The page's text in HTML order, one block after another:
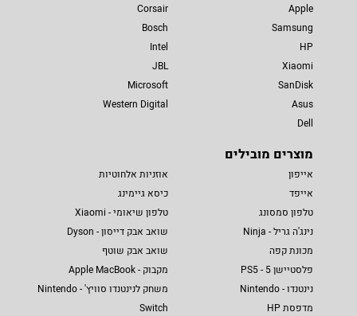
Apple
Samsung
HP
Xiaomi
SanDisk
Asus
Dell
Corsair
Bosch
Intel
JBL
Microsoft
Western Digital
מוצרים מובילים
אייפון
אייפד
טלפון סמסונג
נינג'ה גריל - Ninja
מכונת קפה
פלסטיישן 5 - PS5
נינטנדו - Nintendo
מדפסת HP
אוזניות אלחוטיות
כיסא גיימינג
טלפון שיאומי - Xiaomi
שואב אבק דייסון - Dyson
שואב אבק שוטף
מקבוק - Apple MacBook
משחק לנינטנדו סוויץ' - Nintendo
Switch